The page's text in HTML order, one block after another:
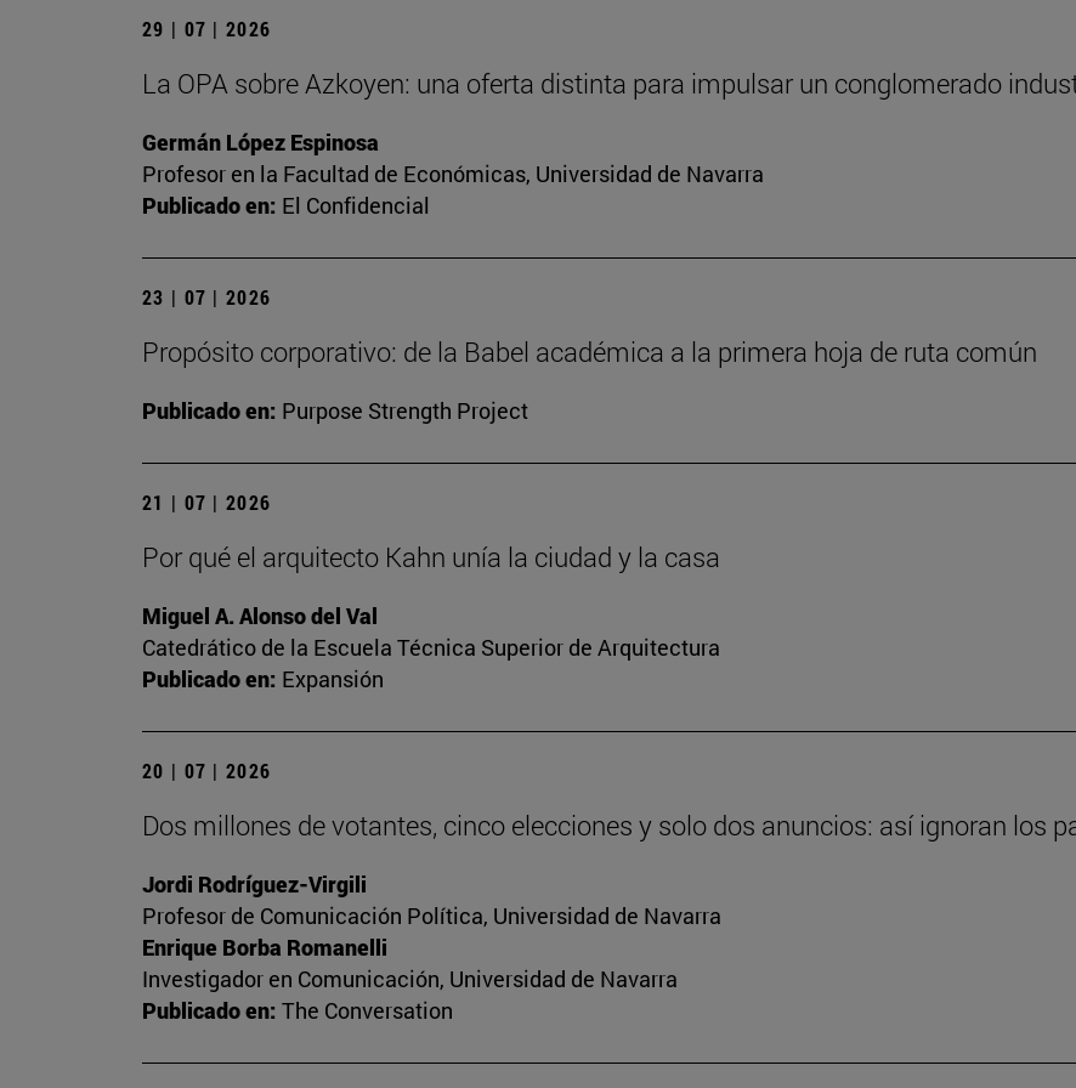
29 | 07 | 2026
La OPA sobre Azkoyen: una oferta distinta para impulsar un conglomerado
Germán López Espinosa
Profesor en la Facultad de Económicas, Universidad de Navarra
Publicado en: El Confidencial
23 | 07 | 2026
Propósito corporativo: de la Babel académica a la primera hoja de ruta común
Publicado en: Purpose Strength Project
21 | 07 | 2026
Por qué el arquitecto Kahn unía la ciudad y la casa
Miguel A. Alonso del Val
Catedrático de la Escuela Técnica Superior de Arquitectura
Publicado en: Expansión
20 | 07 | 2026
Dos millones de votantes, cinco elecciones y solo dos anuncios: así ignoran los
Jordi Rodríguez-Virgili
Profesor de Comunicación Política, Universidad de Navarra
Enrique Borba Romanelli
Investigador en Comunicación, Universidad de Navarra
Publicado en: The Conversation